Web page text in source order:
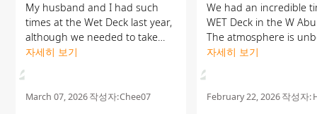
My husband and I had such
times at the Wet Deck last year,
although we needed to take
turns as we have a little girl
experience it with...
자세히 보기
March 07, 2026작성자:Chee07
We had an incredible
WET Deck in the W
The atmosphere is
especially with the
Niyas for making our...
자세히 보기
February 22, 2026작성자: